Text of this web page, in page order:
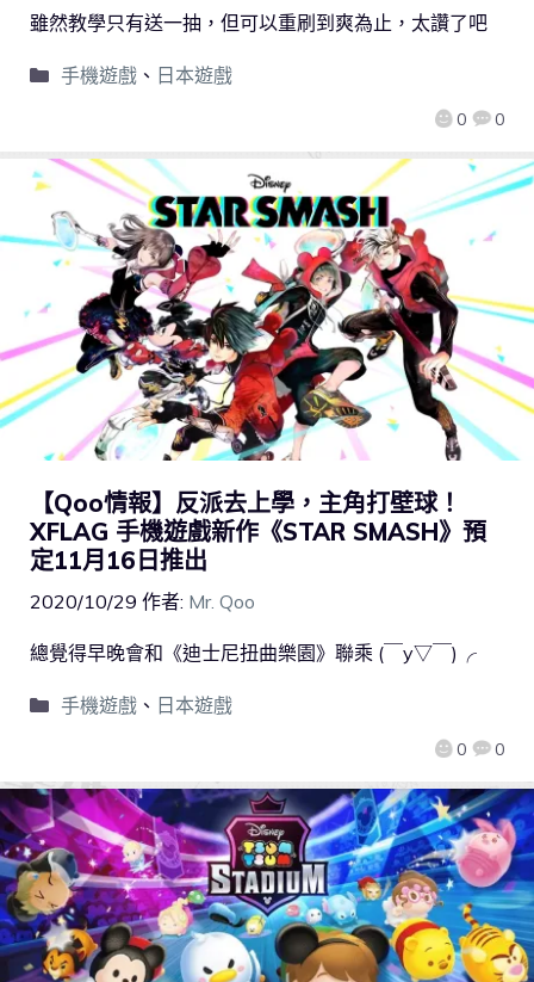
0 0
雖然教學只有送一抽，但可以重刷到爽為止，太讚了吧
手機遊戲、 日本遊戲
【Qoo情報】反派去上學，主角打壁球！
XFLAG 手機遊戲新作《STAR SMASH》預
定11月16日推出
2020/10/29 作者: Mr. Qoo
0 0
總覺得早晚會和《迪士尼扭曲樂園》聯乘 (￣y▽￣)╭
手機遊戲、 日本遊戲